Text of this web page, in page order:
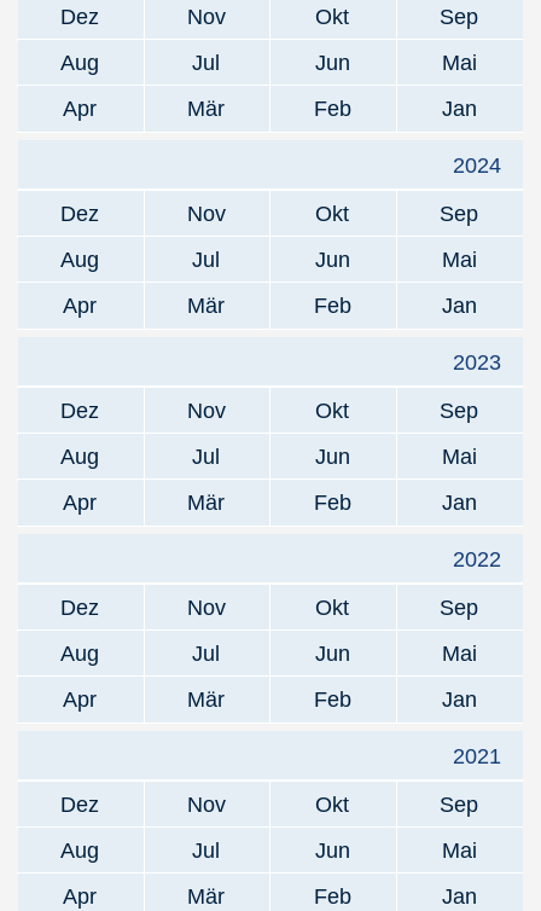
Dez
Nov Okt
Sep
Aug
Jul Jun
Mai
Apr
Mär Feb Jan
2024
Dez
Nov Okt
Sep
Aug
Jul Jun
Mai
Apr
Mär Feb Jan
2023
Dez
Nov Okt
Sep
Aug
Jul Jun
Mai
Apr
Mär Feb Jan
2022
Dez
Nov Okt
Sep
Aug
Jul Jun
Mai
Apr
Mär Feb Jan
2021
Dez
Nov Okt
Sep
Aug
Jul Jun
Mai
Apr
Mär Feb Jan